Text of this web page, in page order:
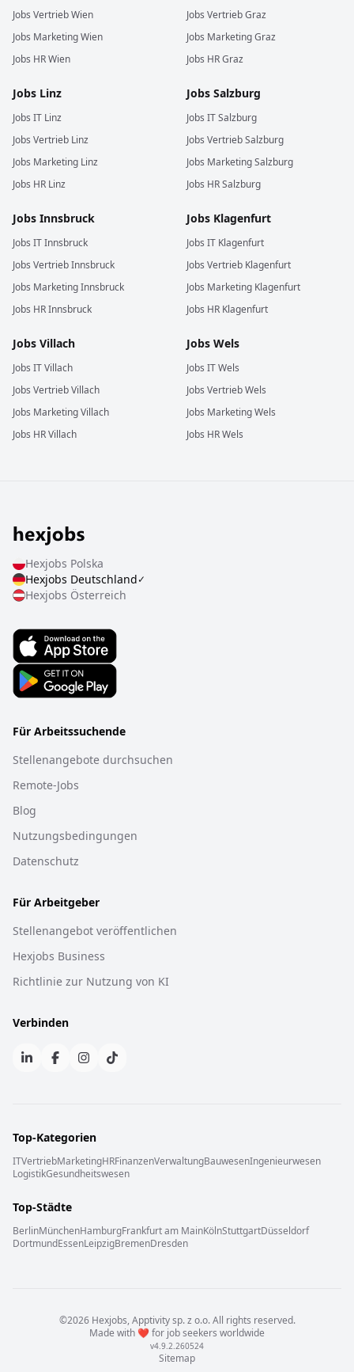
Jobs VertriebWien
Jobs MarketingWien
Jobs HRWien
Jobs VertriebGraz
Jobs MarketingGraz
Jobs HRGraz
Jobs Linz
Jobs IT Linz
Jobs Vertrieb Linz
Jobs Marketing Linz
Jobs HR Linz
Jobs Salzburg
Jobs ITSalzburg
Jobs VertriebSalzburg
Jobs MarketingSalzburg
Jobs HRSalzburg
Jobs Innsbruck
Jobs ITInnsbruck
Jobs VertriebInnsbruck
Jobs MarketingInnsbruck
Jobs HRInnsbruck
Jobs Klagenfurt
Jobs IT Klagenfurt
Jobs Vertrieb Klagenfurt
Jobs Marketing Klagenfurt
Jobs HR Klagenfurt
Jobs Villach
Jobs ITVillach
Jobs VertriebVillach
Jobs MarketingVillach
Jobs HRVillach
Jobs Wels
Jobs ITWels
Jobs VertriebWels
Jobs MarketingWels
Jobs HRWels
Hexjobs Polska
Hexjobs Deutschland✓
Hexjobs Österreich
Für Arbeitssuchende
Stellenangebote durchsuchen
Remote-Jobs
Blog
Nutzungsbedingungen
Datenschutz
Für Arbeitgeber
Stellenangebot veröffentlichen
Hexjobs Business
Richtlinie zur Nutzung von KI
Verbinden
Top-Kategorien
ITVertriebMarketingHRFinanzenVerwaltungBauwesenIngenieurwesen
LogistikGesundheitswesen
Top-Städte
BerlinMünchenHamburgFrankfurt am MainKölnStuttgartDüsseldorf
DortmundEssenLeipzigBremenDresden
©2026Hexjobs, Apptivity sp. z o.o. All rights reserved.
Made with ❤️ for job seekers worldwide
v4.9.2.260524
Sitemap